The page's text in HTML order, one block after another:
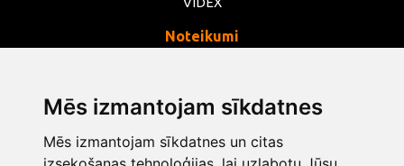
Mēs izmantojam sīkdatnes
Mēs izmantojam sīkdatnes un citas
Noteikumi
Noteikumi
Mainīt sīkdatņu iestatījumus